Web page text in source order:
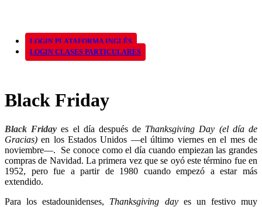
LOGIN PLATAFORMA INGLÉS
LOGIN CLASES PARTICULARES
Black Friday
Black Friday es el día después de Thanksgiving Day (el día de
Gracias)en los Estados Unidos —el último viernes en el mes de
noviembre—. Se conoce como el día cuando empiezan las grandes
compras de Navidad. La primera vez que se oyó este término fue en
1952, pero fue a partir de 1980 cuando empezó a estar más
extendido.
Para los estadounidenses, Thanksgiving day es un festivo muy